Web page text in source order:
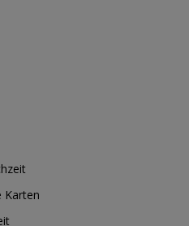
Karten